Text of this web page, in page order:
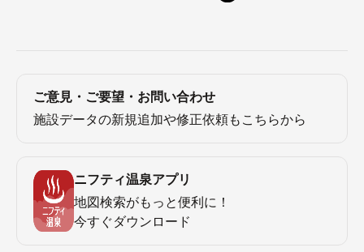
ご意見・ご要望・お問い合わせ
施設データの新規追加や修正依頼もこちらから
ニフティ温泉アプリ
地図検索がもっと便利に！
今すぐダウンロード